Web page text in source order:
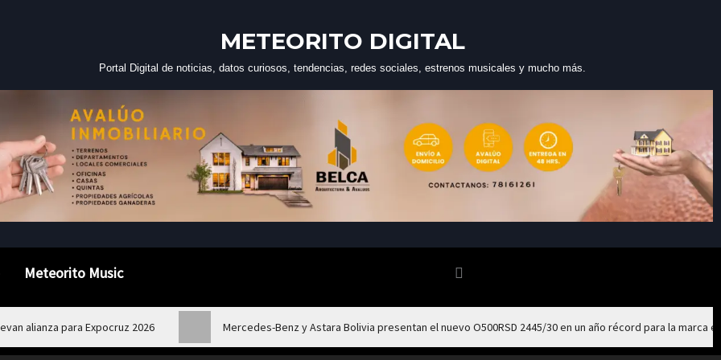
METEORITO DIGITAL
Portal Digital de noticias, datos curiosos, tendencias, redes sociales, estrenos musicales y mucho más.
Meteorito Music
alianza para Expocruz 2026 Mercedes-Benz y Astara Bolivia presentan el nuevo O500RSD 2445/30 en un año récord para la marca